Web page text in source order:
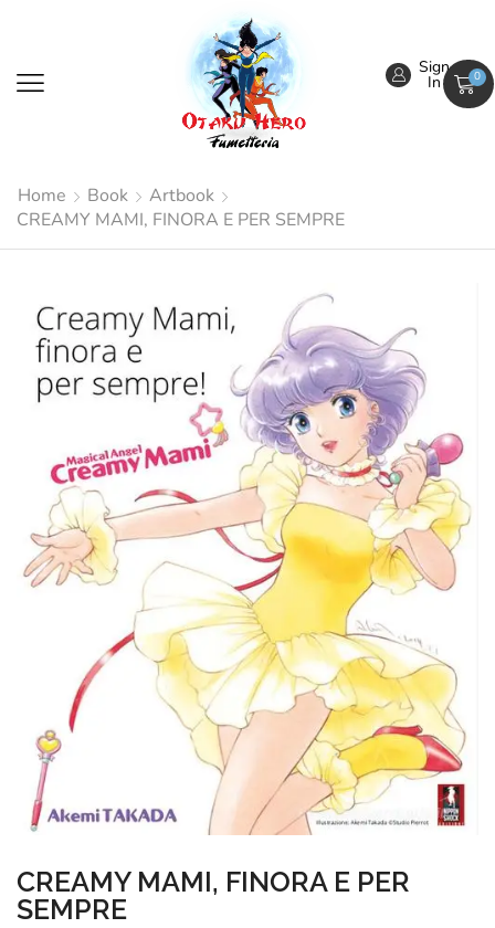
Sign
In 0
Home Book
Artbook
CREAMY MAMI, FINORA E PER SEMPRE
CREAMY MAMI, FINORA E PER
SEMPRE